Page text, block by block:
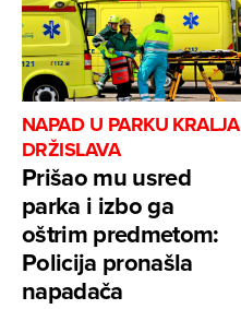
NAPAD U PARKU KRALJA
DRŽISLAVA
Prišao mu usred
parka i izbo ga
oštrim predmetom:
Policija pronašla
napadača